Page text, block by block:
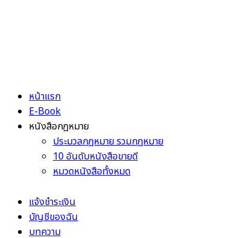
หน้าแรก
E-Book
หนังสือกฎหมาย
ประมวลกฎหมาย รวมกฎหมาย
10 อันดับหนังสือขายดี
หมวดหนังสือทั้งหมด
แจ้งชำระเงิน
บัญชีของฉัน
บทความ